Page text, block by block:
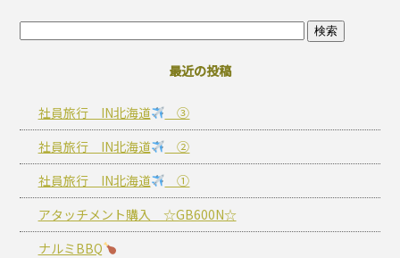
最近の投稿
社員旅行 IN北海道
③
社員旅行 IN北海道
②
社員旅行 IN北海道
①
アタッチメント購入 ☆GB600N☆
ナルミBBQ